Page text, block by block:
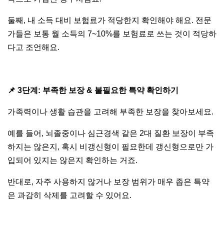
둘째, 내 소득 대비 보험료가 적당한지 확인해야 해요. 전문
가들은 보통 월 소득의 7~10%를 보험료로 쓰는 것이 적당하
다고 조언해요.
📌 3단계: 부족한 보장 & 불필요한 특약 확인하기
가족력이나 생활 습관을 고려해 부족한 보장을 찾아보세요.
예를 들어, 뇌졸중이나 심근경색 같은 2대 질환 보장이 부족
하지는 않은지, 혹시 비갱신형이 필요한데 갱신형으로만 가
입되어 있지는 않은지 확인하는 거죠.
반대로, 자주 사용하지 않거나 보장 범위가 매우 좁은 특약
은 과감히 삭제를 고려할 수 있어요.